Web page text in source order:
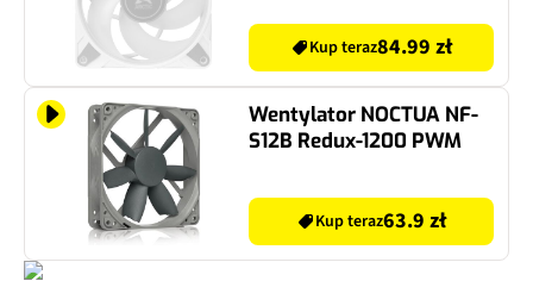
Kup teraz84.99 zł
Wentylator NOCTUA NF-
S12B Redux-1200 PWM
Kup teraz63.9 zł